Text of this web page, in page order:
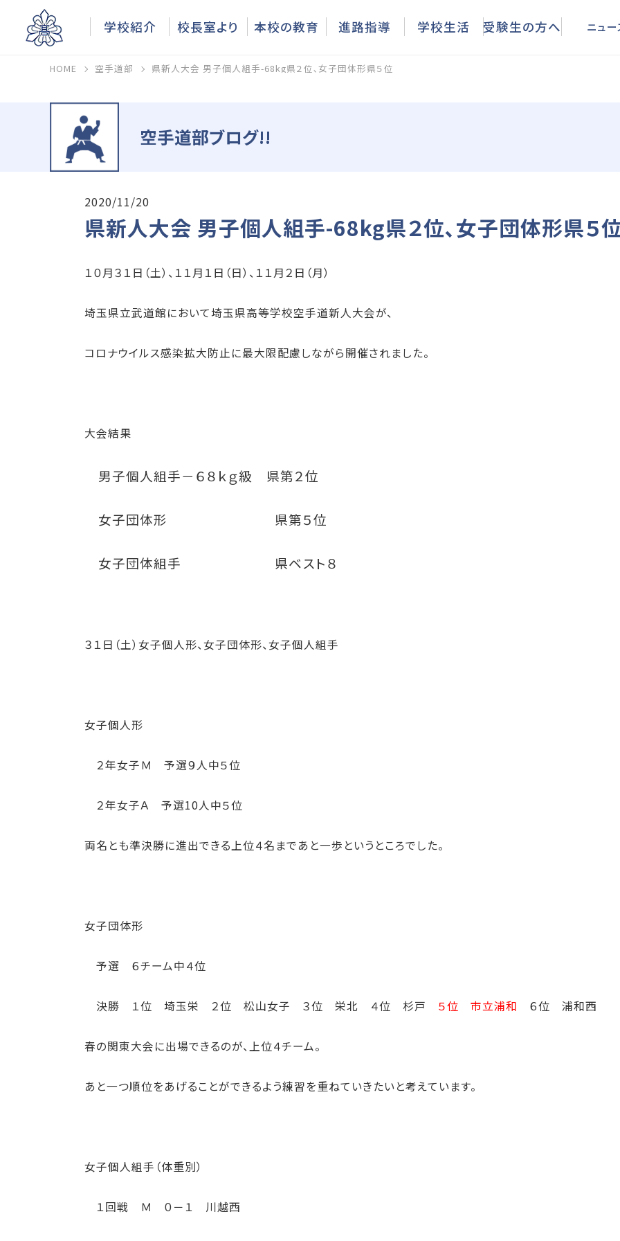
ニュー
HOME 空手道部 県新人大会 男子個人組手-68kg県２位､女子団体形県５位
空手道部ブログ!!
2020/11/20
県新人大会 男子個人組手-68kg県２位､女子団体形県５
１０月３１日（土）、１１月１日（日）、１１月２日（月）
埼玉県立武道館において埼玉県高等学校空手道新人大会が、
コロナウイルス感染拡大防止に最大限配慮しながら開催されました。
大会結果
男子個人組手－６８ｋｇ級 県第２位
女子団体形 県第５位
女子団体組手 県ベスト８
３１日（土）女子個人形、女子団体形、女子個人組手
女子個人形
２年女子Ｍ 予選９人中５位
２年女子Ａ 予選10人中５位
両名とも準決勝に進出できる上位４名まであと一歩というところでした。
女子団体形
予選 ６チーム中４位
決勝 １位 埼玉栄 ２位 松山女子 ３位 栄北 ４位 杉戸 ５位 市立浦和 ６位 浦和西
春の関東大会に出場できるのが、上位４チーム。
あと一つ順位をあげることができるよう練習を重ねていきたいと考えています。
女子個人組手（体重別）
１回戦 Ｍ ０－１ 川越西
学校紹介 校長室より 本校の教育 進路指導 学校生活 受験生の方へ ニュー